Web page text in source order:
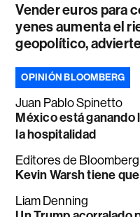
Vender euros para
yenes aumenta el
geopolítico,
OPINIÓN BLOOMBERG
Juan Pablo Spinetto
México está ganando
la hospitalidad
Editores de
Kevin Warsh tiene
Liam Denning